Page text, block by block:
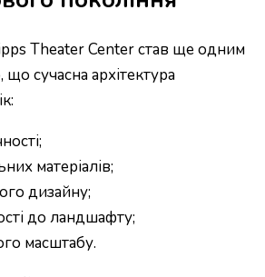
Theater Center став ще одним
сучасна архітектура
матеріалів;
дизайну;
до ландшафту;
масштабу.